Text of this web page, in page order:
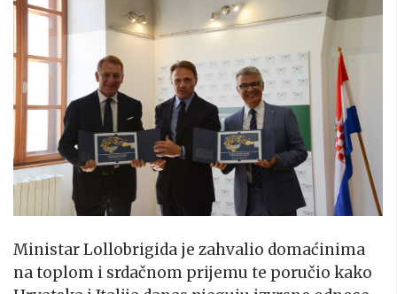
Ministar Lollobrigida je zahvalio domaćinima
na toplom i srdačnom prijemu te poručio kako